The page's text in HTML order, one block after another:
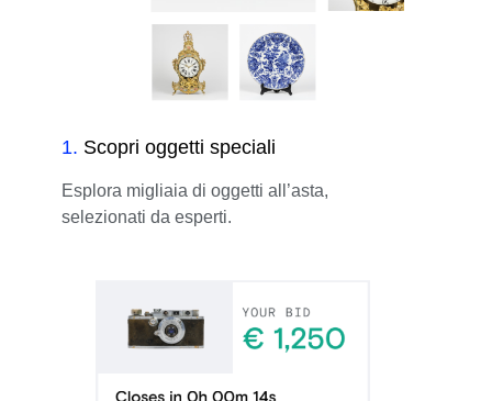
1. Scopri oggetti speciali
Esplora migliaia di oggetti all’asta,
selezionati da esperti.